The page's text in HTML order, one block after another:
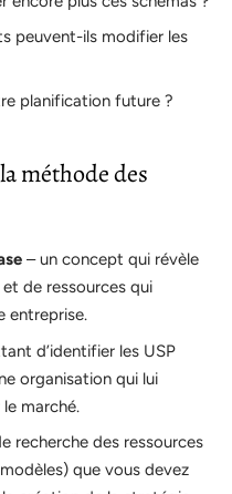
peuvent-ils modifier les
planification future ?
méthode des
– un concept qui révèle
de ressources qui
entreprise.
d’identifier les USP
organisation qui lui
marché.
recherche des ressources
que vous devez